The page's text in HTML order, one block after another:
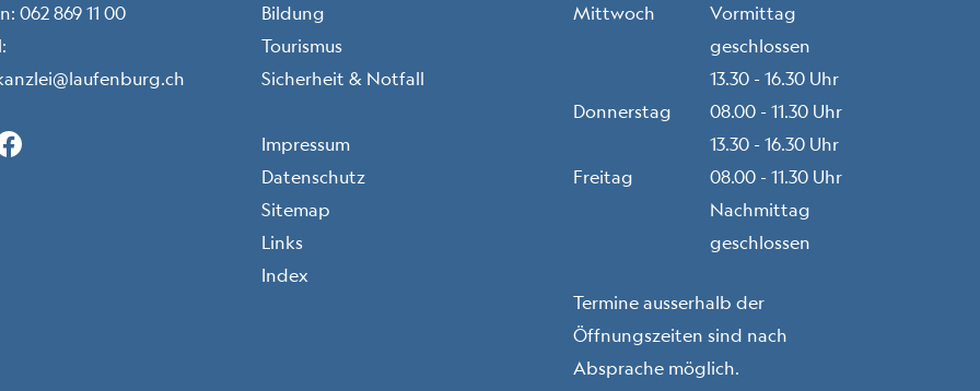
062 869 11 00
(icon: c-instagram)
Facebook (icon: c-facebook)
LinkedIn (icon: c-linkedin)
Bildung
Tourismus
Sicherheit & Notfall
Toolbar
Impressum
Datenschutz
Sitemap
Links
Index
Mittwoch
Vormittag
geschlossen
13.30 - 16.30 Uhr
Donnerstag
08.00 - 11.30 Uhr
13.30 - 16.30 Uhr
Freitag
08.00 - 11.30 Uhr
Nachmittag
geschlossen
Termine ausserhalb der
Öffnungszeiten sind nach
Absprache möglich.